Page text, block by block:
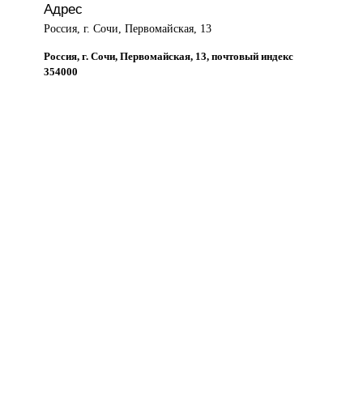
Адрес
Россия, г. Сочи, Первомайская, 13
Россия, г. Сочи, Первомайская, 13, почтовый индекс
354000